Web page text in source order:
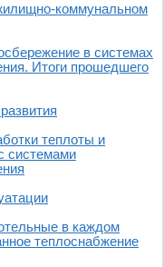
коммунальном
в системах
Итоги прошедшего
теплоты и
системами
в каждом
теплоснабжение